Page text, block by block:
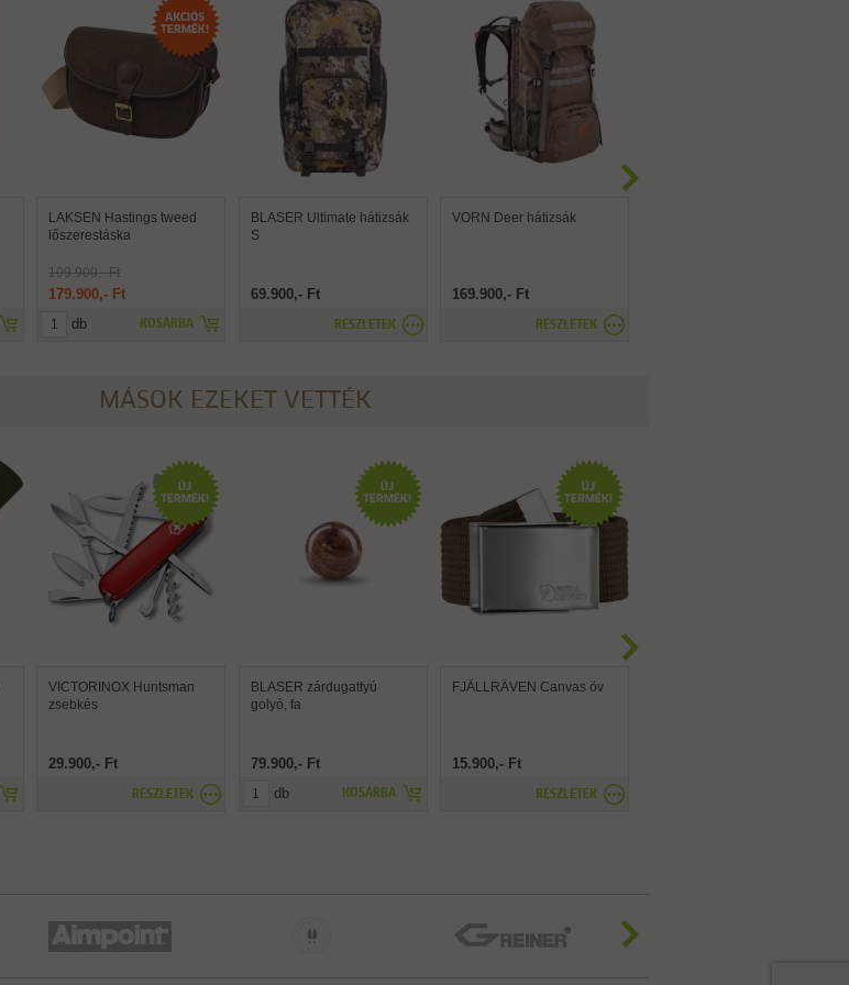
LAKSEN Hastings tweed
lőszerestáska
199.900,- Ft
179.900,- Ft
KOSÁRBA
db
BLASER Ultimate hátizsák
S
69.900,- Ft
RÉSZLETEK
VORN Deer hátizsák
169.900,- Ft
RÉSZLETEK
MÁSOK EZEKET VETTÉK
VICTORINOX Huntsman
zsebkés
29.900,- Ft
RÉSZLETEK
BLASER zárdugattyú
golyó, fa
79.900,- Ft
KOSÁRBA
db
FJÄLLRÄVEN Canvas öv
15.900,- Ft
RÉSZLETEK